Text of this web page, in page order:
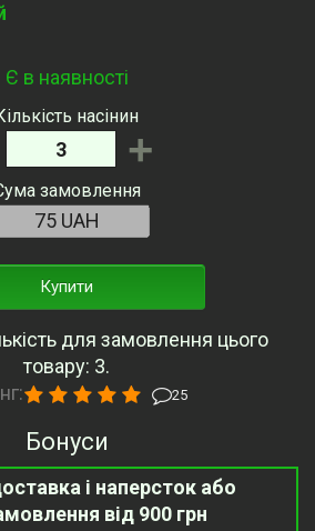
Є в наявності
насінин
+
замовлення
Купити
для замовлення цього
товару: 3.
25
Бонуси
і наперсток або
від 900 грн